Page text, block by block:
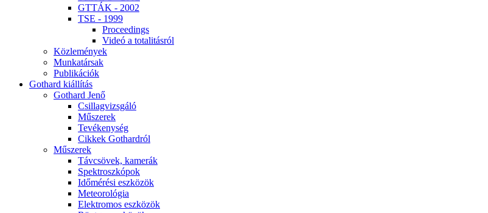
GT­TÁK - 2002
TSE - 1999
Pro­ce­e­dings
Vi­deó a to­ta­li­tás­ról
Köz­le­mé­nyek
Mun­ka­tár­sak
Pub­li­ká­ci­ók
Got­hard ki­ál­lí­tás
Got­hard Je­nő
Csil­lag­vizs­gá­ló
Mű­sze­rek
Te­vé­keny­ség
Cik­kek Got­hard­ról
Mű­sze­rek
Táv­csö­vek, ka­me­rák
Spekt­rosz­kó­pok
Idő­mé­ré­si esz­kö­zök
Me­te­o­ro­ló­gia
Elekt­ro­mos esz­kö­zök